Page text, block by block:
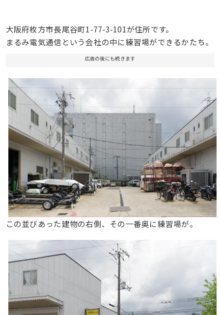
大阪府枚方市長尾谷町1-77-3-101が住所です。
まるみ電気通信という会社の中に練習場ができるかたち。
広告の後にも続きます
この並びあった建物の右側、その一番奥に練習場が。